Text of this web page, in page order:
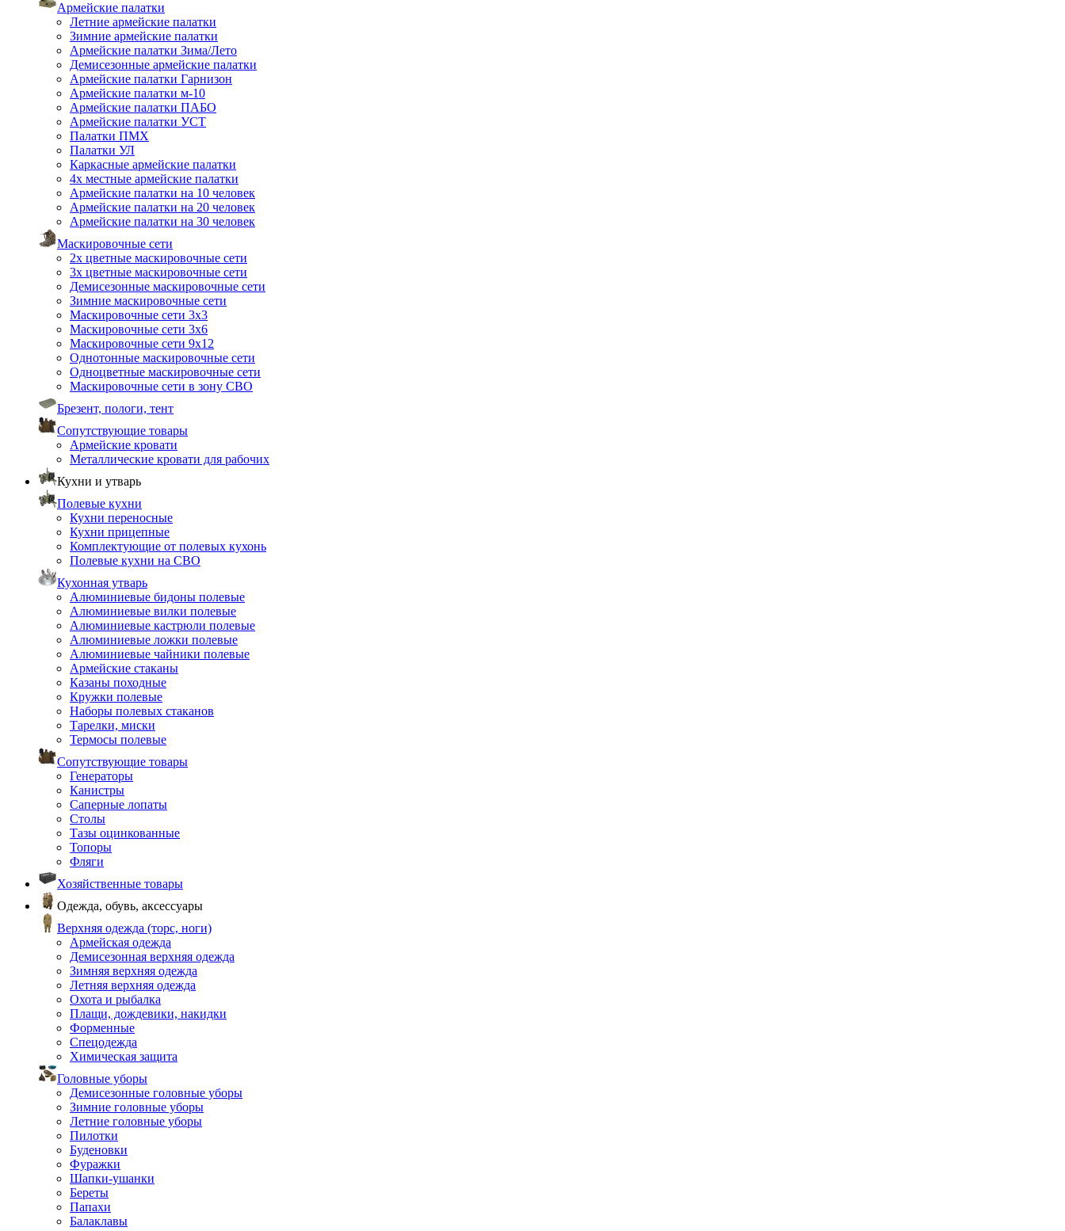
Армейские палатки
Летние армейские палатки
Зимние армейские палатки
Армейские палатки Зима/Лето
Демисезонные армейские палатки
Армейские палатки Гарнизон
Армейские палатки м-10
Армейские палатки ПАБО
Армейские палатки УСТ
Палатки ПМХ
Палатки УЛ
Каркасные армейские палатки
4х местные армейские палатки
Армейские палатки на 10 человек
Армейские палатки на 20 человек
Армейские палатки на 30 человек
Маскировочные сети
2х цветные маскировочные сети
3х цветные маскировочные сети
Демисезонные маскировочные сети
Зимние маскировочные сети
Маскировочные сети 3х3
Маскировочные сети 3х6
Маскировочные сети 9х12
Однотонные маскировочные сети
Одноцветные маскировочные сети
Маскировочные сети в зону СВО
Брезент, пологи, тент
Сопутствующие товары
Армейские кровати
Металлические кровати для рабочих
Кухни и утварь
Полевые кухни
Кухни переносные
Кухни прицепные
Комплектующие от полевых кухонь
Полевые кухни на СВО
Кухонная утварь
Алюминиевые бидоны полевые
Алюминиевые вилки полевые
Алюминиевые кастрюли полевые
Алюминиевые ложки полевые
Алюминиевые чайники полевые
Армейские стаканы
Казаны походные
Кружки полевые
Наборы полевых стаканов
Тарелки, миски
Термосы полевые
Сопутствующие товары
Генераторы
Канистры
Саперные лопаты
Столы
Тазы оцинкованные
Топоры
Фляги
Хозяйственные товары
Одежда, обувь, аксессуары
Верхняя одежда (торс, ноги)
Армейская одежда
Демисезонная верхняя одежда
Зимняя верхняя одежда
Летняя верхняя одежда
Охота и рыбалка
Плащи, дождевики, накидки
Форменные
Спецодежда
Химическая защита
Головные уборы
Демисезонные головные уборы
Зимние головные уборы
Летние головные уборы
Пилотки
Буденовки
Фуражки
Шапки-ушанки
Береты
Папахи
Балаклавы